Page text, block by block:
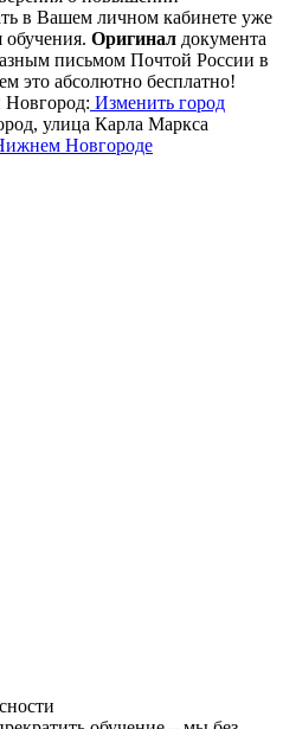
в Вашем личном кабинете уже
обучения. Оригинал документа
письмом Почтой России в
это абсолютно бесплатно!
Изменить город
улица Карла Маркса
Новгороде